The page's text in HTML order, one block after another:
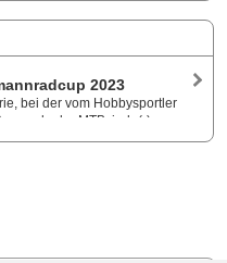
2023
bei der vom Hobbysportler
oder MTB, jede(r) an
Bewerbe. Start ist am 7.